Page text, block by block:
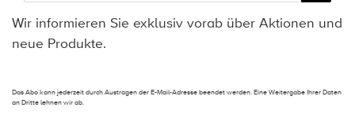
Wir informieren Sie exklusiv vorab über Aktionen und
neue Produkte.
Das Abo kann jederzeit durch Austragen der E-Mail-Adresse beendet werden. Eine Weitergabe Ihrer Daten
an Dritte lehnen wir ab.